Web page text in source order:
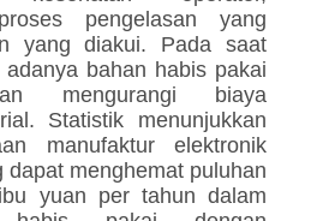
pengelasan yang
yang diakui. Pada saat
bahan habis pakai
mengurangi biaya
Statistik menunjukkan
manufaktur elektronik
dapat menghemat puluhan
yuan per tahun dalam